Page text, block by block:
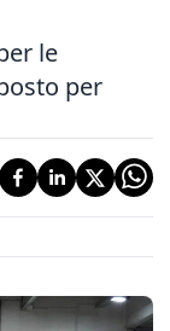
le
per